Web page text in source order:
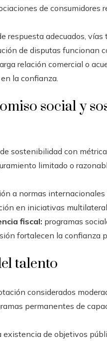
de consumidores
respuesta adecuados,
de disputas funcionan
relación comercial o
la confianza.
social y
sostenibilidad con
limitado o
a normas
en iniciativas
fiscal: programas
fortalecen la confianza
talento
considerados
permanentes de
existencia de objetivos